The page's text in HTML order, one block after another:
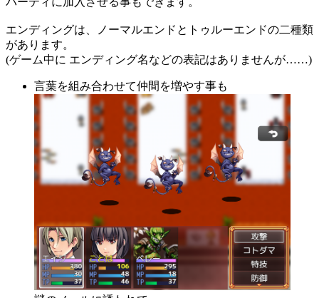
エンディングは、ノーマルエンドとトゥルーエンドの二種類
があります。
(ゲーム中に エンディング名などの表記はありませんが……)
言葉を組み合わせて仲間を増やす事も